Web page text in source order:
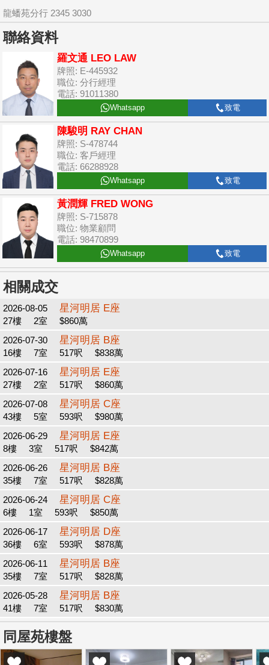
龍蟠苑分行 2345 3030
聯絡資料
羅文通 LEO LAW
牌照: E-445932
職位: 分行經理
電話: 91011380
Whatsapp 致電
陳駿明 RAY CHAN
牌照: S-478744
職位: 客戶經理
電話: 66288928
Whatsapp 致電
黃潤輝 FRED WONG
牌照: S-715878
職位: 物業顧問
電話: 98470899
Whatsapp 致電
相關成交
2026-08-05 星河明居 E座
27樓 2室
$860萬
2026-07-30
星河明居 B座
16樓 7室 517呎
$838萬
2026-07-16
星河明居 E座
27樓 2室 517呎
$860萬
2026-07-08
星河明居 C座
43樓 5室 593呎
$980萬
2026-06-29
星河明居 E座
8樓 3室 517呎
$842萬
2026-06-26
星河明居 B座
35樓 7室 517呎
$828萬
2026-06-24
星河明居 C座
6樓 1室 593呎
$850萬
2026-06-17
星河明居 D座
36樓 6室 593呎
$878萬
2026-06-11
星河明居 B座
35樓 7室 517呎
$828萬
2026-05-28
星河明居 B座
41樓 7室 517呎 $830萬
同屋苑樓盤